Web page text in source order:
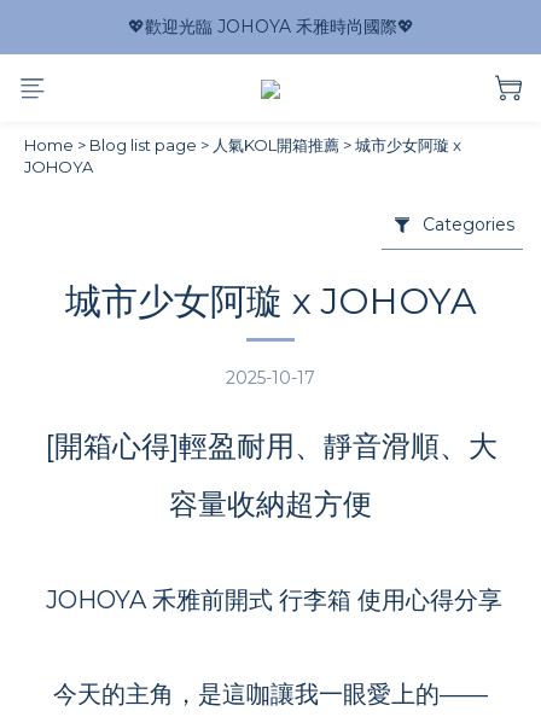
💖歡迎光臨 JOHOYA 禾雅時尚國際💖
Home > Blog list page > 人氣KOL開箱推薦 >城市少女阿璇 x
JOHOYA
Categories
城市少女阿璇 x JOHOYA
2025-10-17
[開箱心得]輕盈耐用、靜音滑順、大
容量收納超方便
JOHOYA 禾雅前開式 行李箱 使用心得分享
今天的主角，是這咖讓我一眼愛上的——